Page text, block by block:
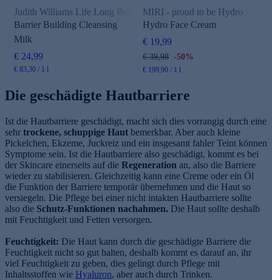
Judith Williams Life Long Beauty
Barrier Building Cleansing
Milk
€ 24,99
€ 83,30 / 1 l
MIRI - proud to be Hydro
Hydro Face Cream
€ 19,99
€ 39,98 -50%
€ 199,90 / 1 l
Die geschädigte Hautbarriere
Ist die Hautbarriere geschädigt, macht sich dies vorrangig durch eine
sehr trockene, schuppige Haut bemerkbar. Aber auch kleine
Pickelchen, Ekzeme, Juckreiz und ein insgesamt fahler Teint können
Symptome sein. Ist die Hautbarriere also geschädigt, kommt es bei
der Skincare einerseits auf die Regeneration an, also die Barriere
wieder zu stabilisieren. Gleichzeitig kann eine Creme oder ein Öl
die Funktion der Barriere temporär übernehmen und die Haut so
versiegeln. Die Pflege bei einer nicht intakten Hautbarriere sollte
also die Schutz-Funktionen nachahmen. Die Haut sollte deshalb
mit Feuchtigkeit und Fetten versorgen.
Feuchtigkeit: Die Haut kann durch die geschädigte Barriere die
Feuchtigkeit nicht so gut halten, deshalb kommt es darauf an, ihr
viel Feuchtigkeit zu geben, dies gelingt durch Pflege mit
Inhaltsstoffen wie Hyaluron, aber auch durch Trinken.